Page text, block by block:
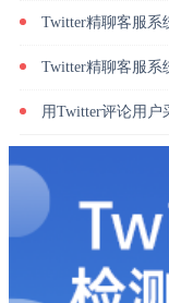
Twitter精聊客服系
Twitter精聊客服系
用Twitter评论用